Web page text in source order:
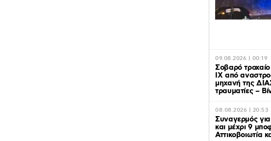
09.08.2026 | 00:19
Σοβαρό
ΙΧ από
μηχανή της
τραυματίες –
08.08.2026 | 20:53
Συναγερμός
και μέχρι 9
Αττικοβοιωτία